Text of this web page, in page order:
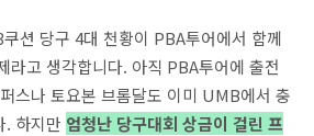
션 당구 4대 천황이 PBA투어에서 함께
라고 생각합니다. 아직 PBA투어에 출전
스나 토요본 브롬달도 이미 UMB에서 충
. 하지만 엄청난 당구대회 상금이 걸린 프